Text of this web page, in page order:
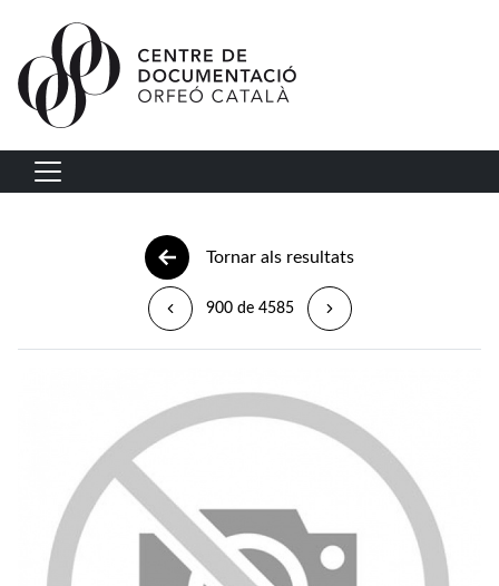
Vés al contingut
Navegació principal
Tornar als resultats
900 de 4585